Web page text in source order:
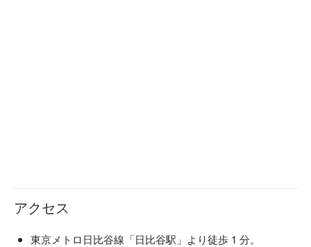
アクセス
東京メトロ日比谷線「日比谷駅」より徒歩 1 分。